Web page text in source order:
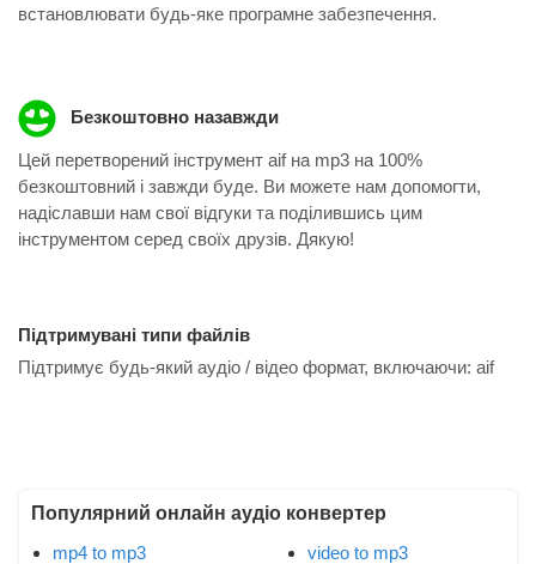
встановлювати будь-яке програмне забезпечення.
Безкоштовно назавжди
Цей перетворений інструмент aif на mp3 на 100%
безкоштовний і завжди буде. Ви можете нам допомогти,
надіславши нам свої відгуки та поділившись цим
інструментом серед своїх друзів. Дякую!
Підтримувані типи файлів
Підтримує будь-який аудіо / відео формат, включаючи: aif
Популярний онлайн аудіо конвертер
mp4 to mp3
video to mp3